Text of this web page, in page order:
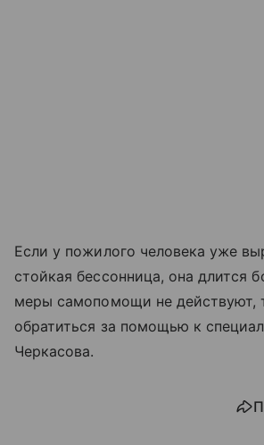
Если у пожилого человека уже
стойкая бессонница, она длится
меры самопомощи не действуют,
обратиться за помощью к
Черкасова.